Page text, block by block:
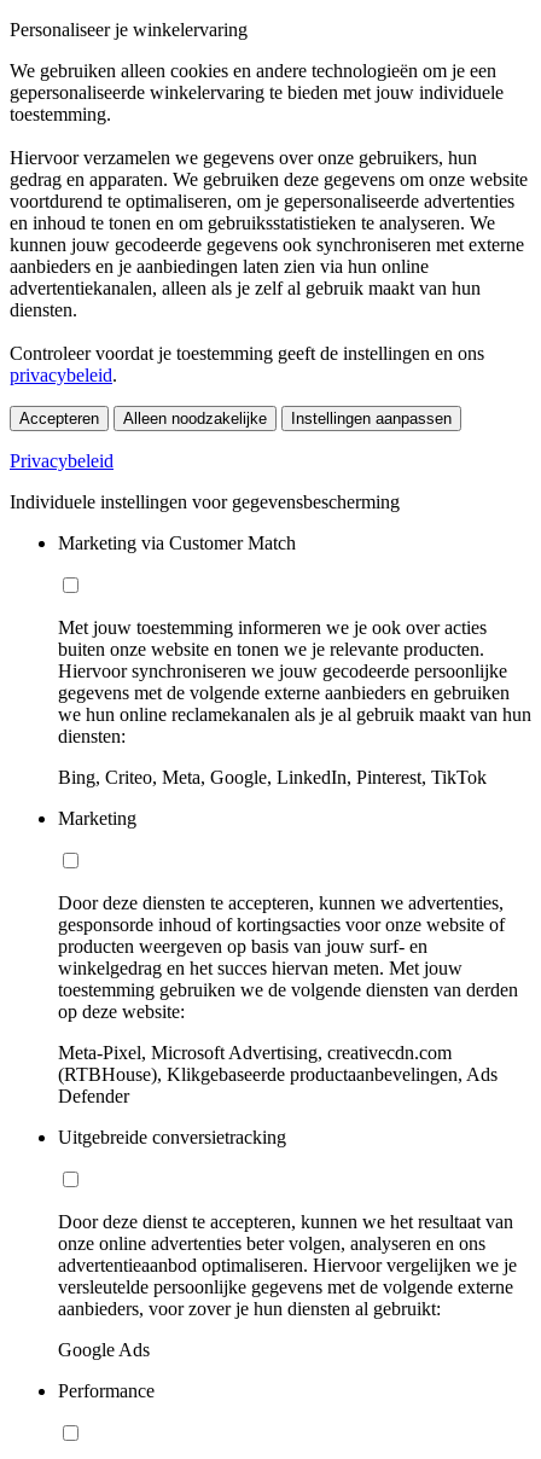
Personaliseer je winkelervaring
We gebruiken alleen cookies en andere technologieën om je een
gepersonaliseerde winkelervaring te bieden met jouw individuele
toestemming.
Hiervoor verzamelen we gegevens over onze gebruikers, hun
gedrag en apparaten. We gebruiken deze gegevens om onze website
voortdurend te optimaliseren, om je gepersonaliseerde advertenties
en inhoud te tonen en om gebruiksstatistieken te analyseren. We
kunnen jouw gecodeerde gegevens ook synchroniseren met externe
aanbieders en je aanbiedingen laten zien via hun online
advertentiekanalen, alleen als je zelf al gebruik maakt van hun
diensten.
Controleer voordat je toestemming geeft de instellingen en ons
privacybeleid.
Accepteren Alleen noodzakelijke Instellingen aanpassen
Privacybeleid
Individuele instellingen voor gegevensbescherming
Marketing via Customer Match
Met jouw toestemming informeren we je ook over acties
buiten onze website en tonen we je relevante producten.
Hiervoor synchroniseren we jouw gecodeerde persoonlijke
gegevens met de volgende externe aanbieders en gebruiken
we hun online reclamekanalen als je al gebruik maakt van hun
diensten:
Bing, Criteo, Meta, Google, LinkedIn, Pinterest, TikTok
Marketing
Door deze diensten te accepteren, kunnen we advertenties,
gesponsorde inhoud of kortingsacties voor onze website of
producten weergeven op basis van jouw surf- en
winkelgedrag en het succes hiervan meten. Met jouw
toestemming gebruiken we de volgende diensten van derden
op deze website:
Meta-Pixel, Microsoft Advertising, creativecdn.com
(RTBHouse), Klikgebaseerde productaanbevelingen, Ads
Defender
Uitgebreide conversietracking
Door deze dienst te accepteren, kunnen we het resultaat van
onze online advertenties beter volgen, analyseren en ons
advertentieaanbod optimaliseren. Hiervoor vergelijken we je
versleutelde persoonlijke gegevens met de volgende externe
aanbieders, voor zover je hun diensten al gebruikt:
Google Ads
Performance